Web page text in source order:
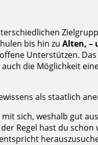
bis hin zu Alten, –
Unterstützen.
die Möglichkeit
als staatlich
mit sich, weshalb gut
Regel hast du